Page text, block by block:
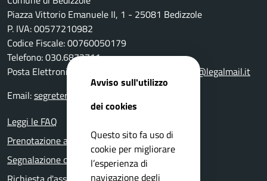
Piazza Vittorio Emanuele II, 1 - 25081 Bedizzole
P. IVA: 00577210982
Codice Fiscale: 00760050179
Telefono: 030.6872711
Posta Elettronica Certificata:
comune.bedizzole@legalmail.it
Email:segreteria@comune.bedizzole.bs.it
Leggi le FAQ
Prenotazione appuntamento
Segnalazione disservizio
Avviso sull'utilizzo
dei cookies
Questo sito fa uso di
cookie per migliorare
l’esperienza di
navigazione degli